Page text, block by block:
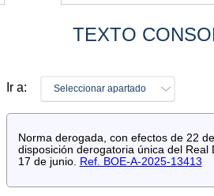
TEXTO
Ir a: Seleccionar apartado
Norma derogada, con efectos de 22
disposición derogatoria única del Real
17 de junio. Ref. BOE-A-2025-13413